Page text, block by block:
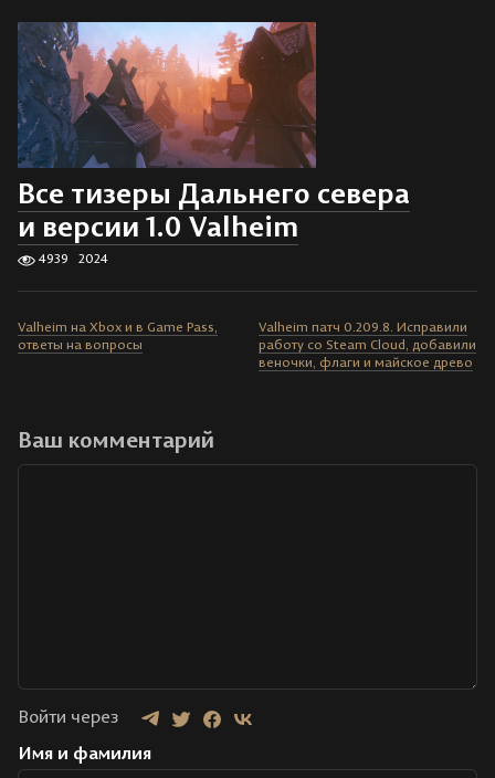
Все тизеры Дальнего севера
и версии 1.0 Valheim
4939 2024
Valheim на Xbox и в Game Pass,
ответы на вопросы
Valheim патч 0.209.8. Исправили
работу со Steam Cloud, добавили
веночки, флаги и майское древо
Ваш комментарий
Войти через
Имя и фамилия